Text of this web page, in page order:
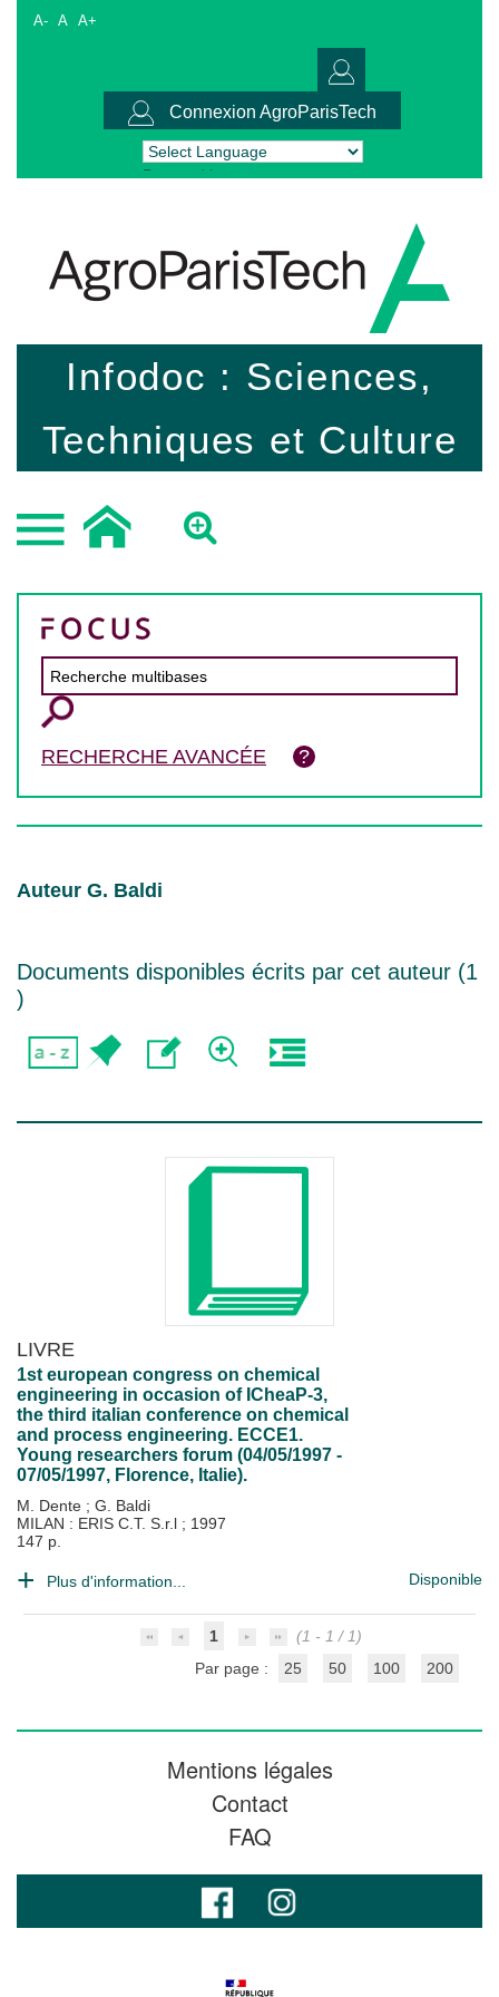
A- A A+
Connexion AgroParisTech
Powered by Translate
Infodoc : Sciences,
Techniques et Culture
RECHERCHE AVANCÉE
Auteur G. Baldi
Documents disponibles écrits par cet auteur (1
)
LIVRE
1st european congress on chemical
engineering in occasion of ICheaP-3,
the third italian conference on chemical
and process engineering. ECCE1.
Young researchers forum (04/05/1997 -
07/05/1997, Florence, Italie).
M. Dente ; G. Baldi
MILAN : ERIS C.T. S.r.l ; 1997
147 p.
Plus d'information... Disponible
1
(1 - 1 / 1)
Par page :
25 50 100 200
Mentions légales
Contact
FAQ